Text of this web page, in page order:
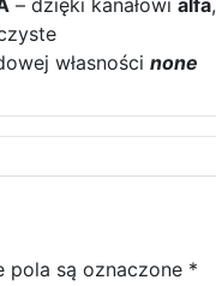
– dzięki kanałowi alfa,
własności none
pola są oznaczone *